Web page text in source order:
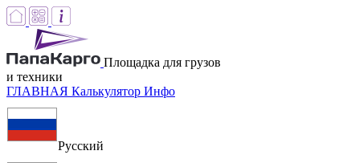
Площадка для грузов
и техники
ГЛАВНАЯ Калькулятор Инфо
Русский